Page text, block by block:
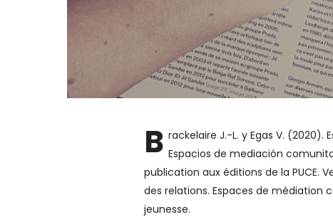
B rackelaire J.-L. y Egas V.
Espacios de mediación
publication aux éditions de la PUCE.
des relations. Espaces de médiation
jeunesse.